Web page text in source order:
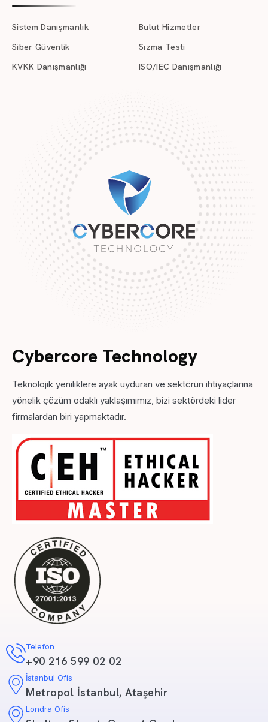
Sistem Danışmanlık
Siber Güvenlik
KVKK Danışmanlığı
Bulut Hizmetler
Sızma Testi
ISO/IEC Danışmanlığı
Cybercore Technology
Teknolojik yeniliklere ayak uyduran ve sektörün ihtiyaçlarına
yönelik çözüm odaklı yaklaşımımız, bizi sektördeki lider
firmalardan biri yapmaktadır.
Telefon
+90 216 599 02 02
İstanbul Ofis
Metropol İstanbul, Ataşehir
Londra Ofis